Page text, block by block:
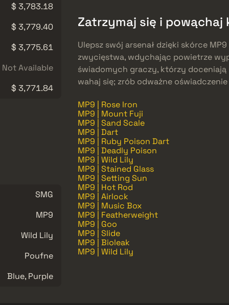
$ 3,783.18
$ 3,779.40
$ 3,775.61
Not Available
$ 3,771.84
SMG
MP9
Wild Lily
Poufne
Blue, Purple
Zatrzymaj się i powąchaj
Ulepsz swój arsenał dzięki skórce
zwycięstwa, wdychając powietrze
świadomych graczy, którzy doceniają
wahaj się; zrób odważne
MP9 | Rose Iron
MP9 | Mount Fuji
MP9 | Sand Scale
MP9 | Dart
MP9 | Ruby Poison Dart
MP9 | Deadly Poison
MP9 | Wild Lily
MP9 | Stained Glass
MP9 | Setting Sun
MP9 | Hot Rod
MP9 | Airlock
MP9 | Music Box
MP9 | Featherweight
MP9 | Goo
MP9 | Slide
MP9 | Bioleak
MP9 | Wild Lily